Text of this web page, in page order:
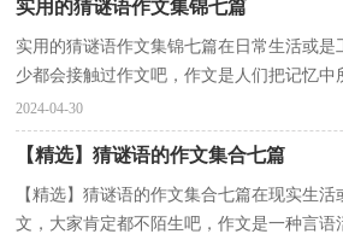
实用的猜谜语作文集锦七篇
实用的猜谜语作文集锦七篇在日常生活或
少都会接触过作文吧，作文是人们把记忆
和思想用书面形式表达出来的记叙方式。如
2024-04-30
【精选】猜谜语的作文集合七篇
【精选】猜谜语的作文集合七篇在现实生
文，大家肯定都不陌生吧，作文是一种言语